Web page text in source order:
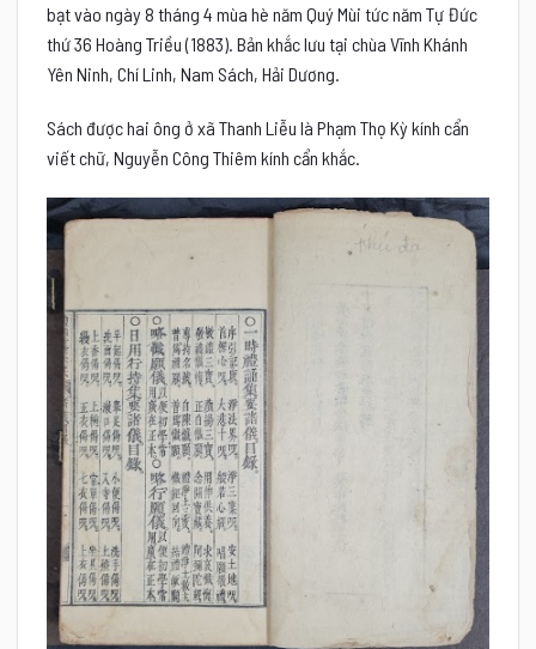
bạt vào ngày 8 tháng 4 mùa hè năm Quý Mùi tức năm Tự Đức
thứ 36 Hoàng Triều (1883). Bản khắc lưu tại chùa Vĩnh Khánh
Yên Ninh, Chí Linh, Nam Sách, Hải Dương.
Sách được hai ông ở xã Thanh Liễu là Phạm Thọ Kỳ kính cẩn
viết chữ, Nguyễn Công Thiêm kính cẩn khắc.